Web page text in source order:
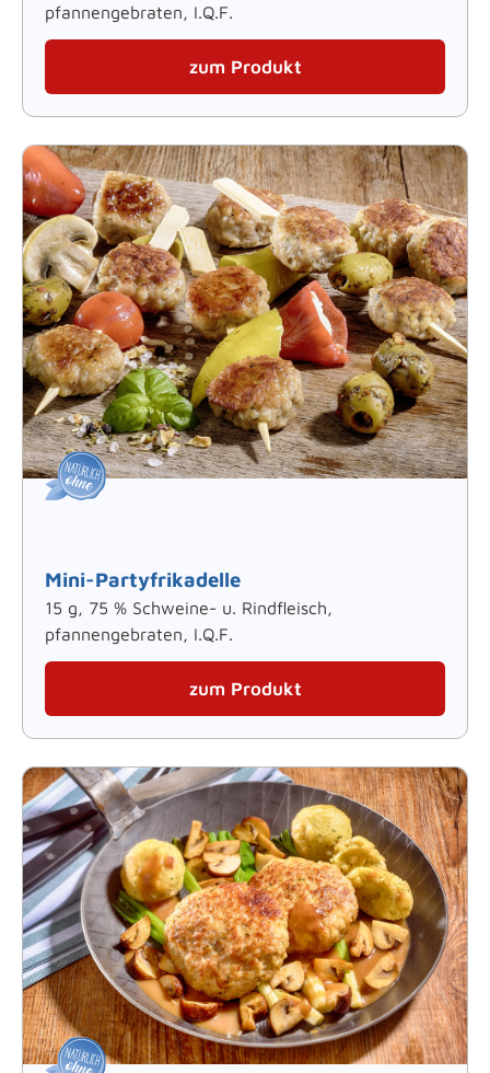
pfannengebraten, I.Q.F.
zum Produkt
Mini-Partyfrikadelle
15 g, 75 % Schweine- u. Rindfleisch,
pfannengebraten, I.Q.F.
zum Produkt